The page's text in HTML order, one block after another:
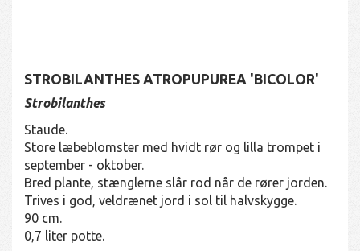
STROBILANTHES ATROPUPUREA 'BICOLOR'
Strobilanthes
Staude.
Store læbeblomster med hvidt rør og lilla trompet i
september - oktober.
Bred plante, stænglerne slår rod når de rører jorden.
Trives i god, veldrænet jord i sol til halvskygge.
90 cm.
0,7 liter potte.